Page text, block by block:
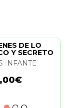
DE LO
Y SECRETO
JONDO
INFANTE